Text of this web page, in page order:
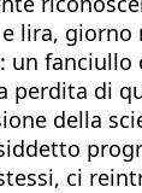
lira,
fanciullo
perdita di
della
ci